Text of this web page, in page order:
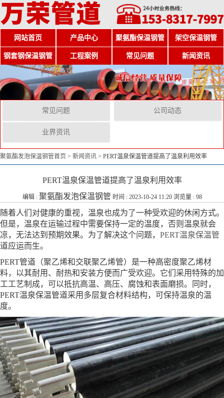
网站首页 产品中心 聚氨酯保温钢管 架空保温钢管
钢套钢保温钢管 工程案例 常见问题 新闻资讯
常见问题 公司动态
业界资讯
聚氨酯发泡保温钢管首页 > 新闻资讯 > PERT温泉保温管道提高了温泉利用效率
PERT温泉保温管道提高了温泉利用效率
编辑 : 聚氨酯发泡保温钢管 时间 : 2023-10-24 11:20 浏览量 : 98
随着人们对健康的重视，温泉也成为了一种受欢迎的休闲方式。
但是，温泉在运输过程中需要保持一定的温度，否则温泉就会
凉，无法达到预期效果。为了解决这个问题， PERT温泉保温管
道应运而生。
PERT管道（聚乙烯和交联聚乙烯管）是一种高密度聚乙烯材
料，以其耐用、耐热和安装方便而广受欢迎。它们采用特殊的加
工工艺制成，可以抵抗高温、高压、腐蚀和表面磨损。同时，
PERT温泉保温管道采用多层复合材料结构，可保持温泉的温
度。